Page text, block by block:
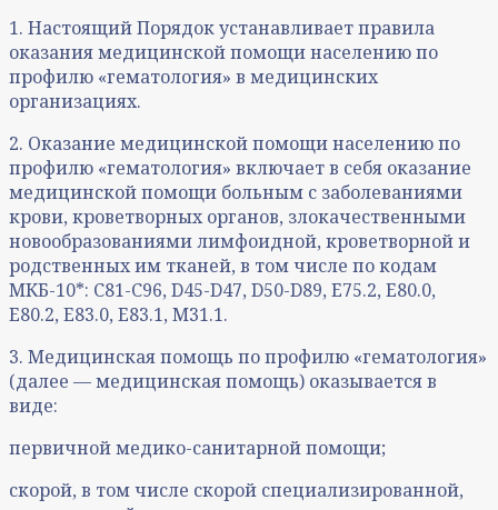
1. Настоящий Порядок устанавливает правила
оказания медицинской помощи населению по
профилю «гематология» в медицинских
организациях.
2. Оказание медицинской помощи населению по
профилю «гематология» включает в себя оказание
медицинской помощи больным с заболеваниями
крови, кроветворных органов, злокачественными
новообразованиями лимфоидной, кроветворной и
родственных им тканей, в том числе по кодам
МКБ-10*: С81-С96, D45-D47, D50-D89, Е75.2, Е80.0,
Е80.2, Е83.0, Е83.1, М31.1.
3. Медицинская помощь по профилю «гематология»
(далее — медицинская помощь) оказывается в
виде:
первичной медико-санитарной помощи;
скорой, в том числе скорой специализированной,